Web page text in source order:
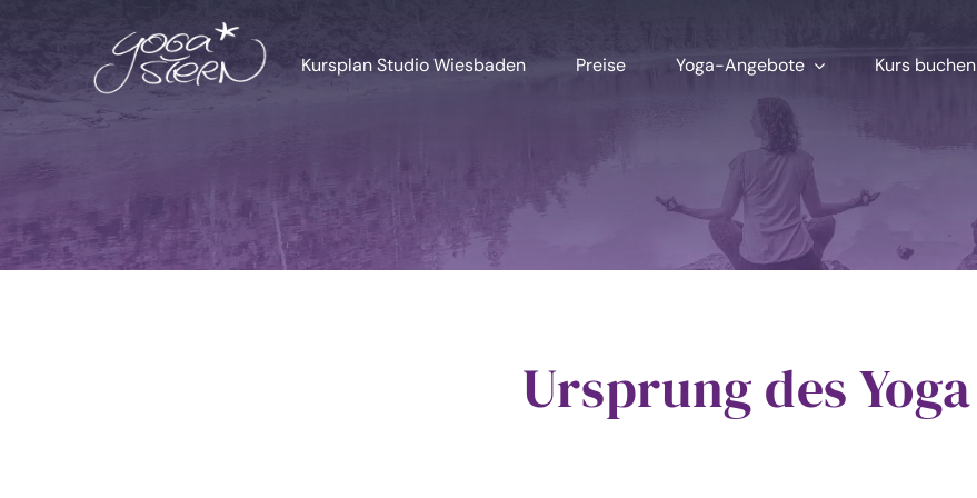
springen
Kursplan Studio Wiesbaden Preise Yoga-Angebote Kurs buchen
Ursprung des Yoga